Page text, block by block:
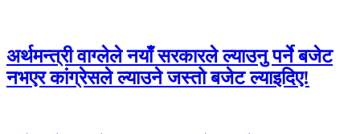
अर्थमन्त्री वाग्लेले नयाँ सरकारले ल्याउनु पर्ने बजेट
नभएर कांग्रेसले ल्याउने जस्तो बजेट ल्याइदिए!